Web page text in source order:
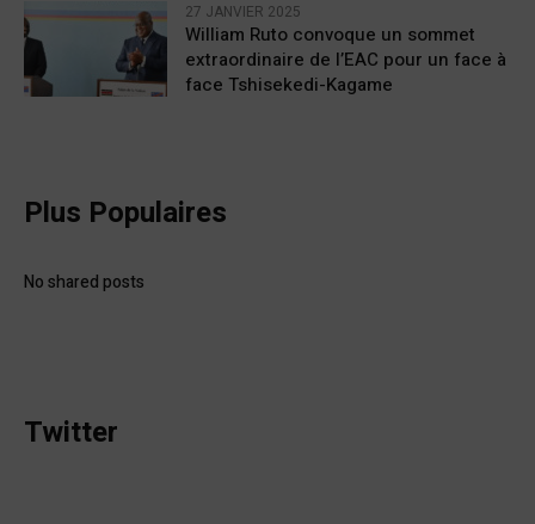
27 JANVIER 2025
William Ruto convoque un sommet
extraordinaire de l’EAC pour un face à
face Tshisekedi-Kagame
Plus Populaires
No shared posts
Twitter